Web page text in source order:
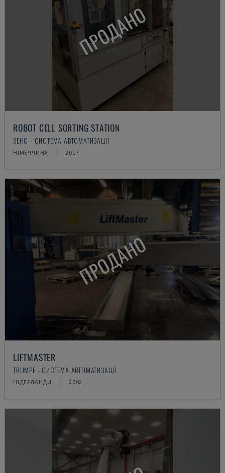
ПРОДАНО
ROBOT CELL SORTING STATION
SEHO - СИСТЕМА АВТОМАТИЗАЦІЇ
НІМЕЧЧИНА 2017
ПРОДАНО
LIFTMASTER
TRUMPF - СИСТЕМА АВТОМАТИЗАЦІЇ
НІДЕРЛАНДИ 2002